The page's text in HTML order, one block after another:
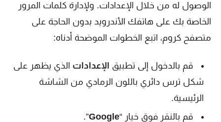
الوصول له من خلال الإعدادات. ولإدارة كلمات المرور
الخاصة بك على هاتفك الأندرويد بدون الحاجة على
متصفح كروم، اتبع الخطوات الموضحة أدناه:
قم بالدخول إلى تطبيق الإعدادات الذي يظهر على
شكل ترس دائري باللون الرمادي من الشاشة
الرئيسية.
قم بالنقر فوق خيار “Google
”.